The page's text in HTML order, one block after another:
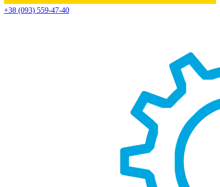
+38 (093) 559-47-40